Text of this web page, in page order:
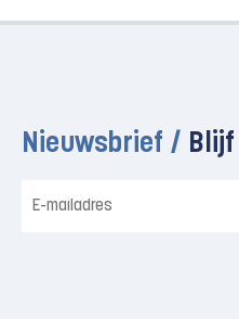
Nieuwsbrief / Blijf
mailadres